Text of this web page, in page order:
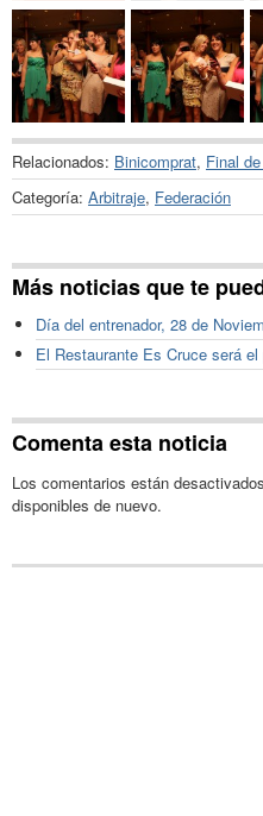
Relacionados: Binicomprat, Final
Categoría: Arbitraje, Federación
Más noticias que te
Día del entrenador, 28 de
El Restaurante Es Cruce será
Comenta esta noticia
Los comentarios están
disponibles de nuevo.